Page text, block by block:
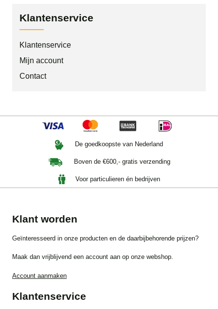
Klantenservice
Klantenservice
Mijn account
Contact
De goedkoopste van Nederland
Boven de €600,- gratis verzending
Voor particulieren én bedrijven
Klant worden
Geïnteresseerd in onze producten en de daarbijbehorende prijzen?
Maak dan vrijblijvend een account aan op onze webshop.
Account aanmaken
Klantenservice